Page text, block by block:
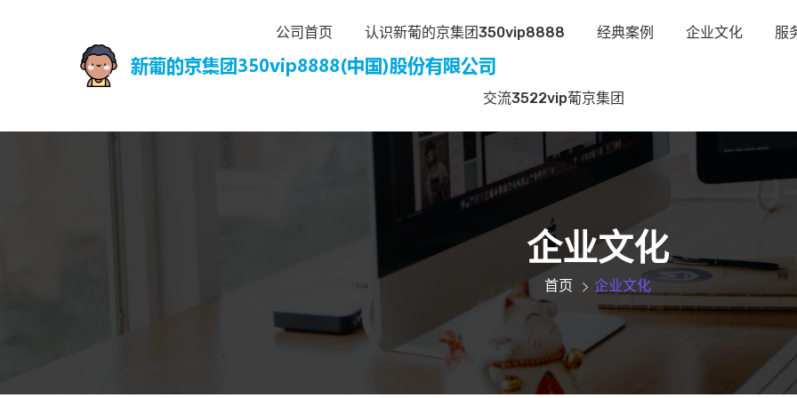
公司首页 认识新葡的京集团350vip8888 经典案例 企业文化 服
交流3522vip葡京集团
企业文化
首页 企业文化